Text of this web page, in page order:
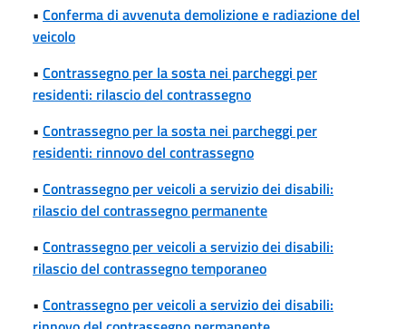
• Conferma di avvenuta demolizione e radiazione del
veicolo
• Contrassegno per la sosta nei parcheggi per
residenti: rilascio del contrassegno
• Contrassegno per la sosta nei parcheggi per
residenti: rinnovo del contrassegno
• Contrassegno per veicoli a servizio dei disabili:
rilascio del contrassegno permanente
• Contrassegno per veicoli a servizio dei disabili:
rilascio del contrassegno temporaneo
• Contrassegno per veicoli a servizio dei disabili: